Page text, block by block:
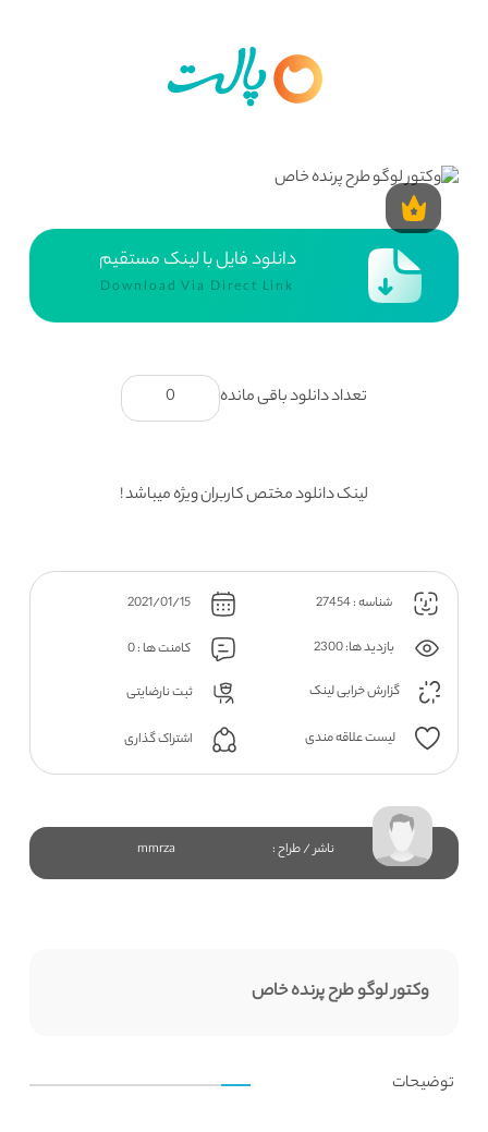
دانلود فایل با لینک مستقیم
Download Via Direct Link
تعداد دانلود باقی مانده 0
لینک دانلود مختص کاربران ویژه میباشد !
شناسه : 27454 2021/01/15
بازدید ها: 2300
کامنت ها : 0
گزارش خرابی لینک
ثبت نارضایتی
لیست علاقه مندی اشتراک گذاری
ناشر / طراح : mmrza
وکتور لوگو طرح پرنده خاص
توضیحات